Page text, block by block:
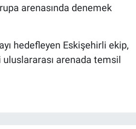
arenasında denemek
hedefleyen Eskişehirli ekip,
arenada temsil